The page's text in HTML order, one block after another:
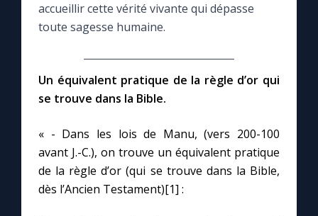
Le magazine
Prier au quotidien
Avec Thérèse de Lisieux
accueillir cette vérité vivante qui dépasse
toute sagesse humaine.
Un équivalent pratique de la règle d’or qui
se trouve dans la Bible.
« - Dans les lois de Manu, (vers 200-100
avant J.-C.), on trouve un équivalent pratique
de la règle d’or (qui se trouve dans la Bible,
dès l’Ancien Testament)[1] :